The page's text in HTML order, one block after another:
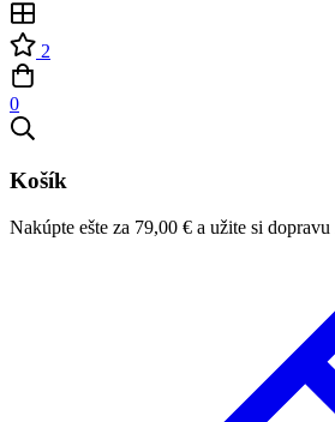
2
0
Košík
Nakúpte ešte za 79,00 € a užite si dopravu